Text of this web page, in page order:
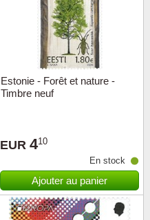
Estonie - Forêt et nature -
Timbre neuf
EUR 410
En stock
Ajouter au panier